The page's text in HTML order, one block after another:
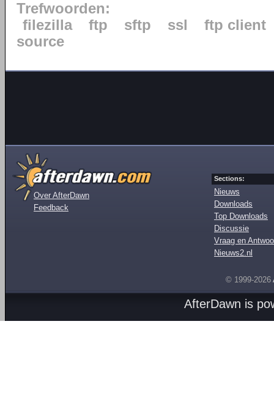
Trefwoorden:
filezilla
ftp sftp ssl
ftp client
source
Over AfterDawn
Feedback
Sections:
Nieuws
Downloads
Top Downloads
Discussie
Vraag en
Nieuws2.nl
© 1999-2026
AfterDawn is